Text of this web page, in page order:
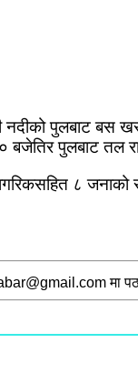
नदीको पुलबाट
पुलबाट तल
८
मा